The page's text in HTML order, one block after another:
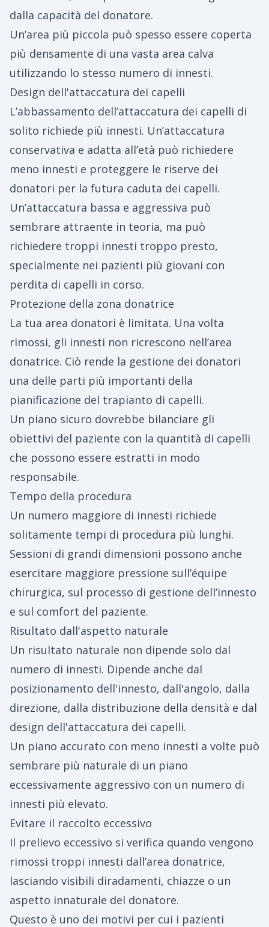
dalla capacità del donatore.
Un’area più piccola può spesso essere coperta
più densamente di una vasta area calva
utilizzando lo stesso numero di innesti.
Design dell'attaccatura dei capelli
L’abbassamento dell’attaccatura dei capelli di
solito richiede più innesti. Un’attaccatura
conservativa e adatta all’età può richiedere
meno innesti e proteggere le riserve dei
donatori per la futura caduta dei capelli.
Un’attaccatura bassa e aggressiva può
sembrare attraente in teoria, ma può
richiedere troppi innesti troppo presto,
specialmente nei pazienti più giovani con
perdita di capelli in corso.
Protezione della zona donatrice
La tua area donatori è limitata. Una volta
rimossi, gli innesti non ricrescono nell’area
donatrice. Ciò rende la gestione dei donatori
una delle parti più importanti della
pianificazione del trapianto di capelli.
Un piano sicuro dovrebbe bilanciare gli
obiettivi del paziente con la quantità di capelli
che possono essere estratti in modo
responsabile.
Tempo della procedura
Un numero maggiore di innesti richiede
solitamente tempi di procedura più lunghi.
Sessioni di grandi dimensioni possono anche
esercitare maggiore pressione sull’équipe
chirurgica, sul processo di gestione dell’innesto
e sul comfort del paziente.
Risultato dall'aspetto naturale
Un risultato naturale non dipende solo dal
numero di innesti. Dipende anche dal
posizionamento dell'innesto, dall'angolo, dalla
direzione, dalla distribuzione della densità e dal
design dell'attaccatura dei capelli.
Un piano accurato con meno innesti a volte può
sembrare più naturale di un piano
eccessivamente aggressivo con un numero di
innesti più elevato.
Evitare il raccolto eccessivo
Il prelievo eccessivo si verifica quando vengono
rimossi troppi innesti dall’area donatrice,
lasciando visibili diradamenti, chiazze o un
aspetto innaturale del donatore.
Questo è uno dei motivi per cui i pazienti